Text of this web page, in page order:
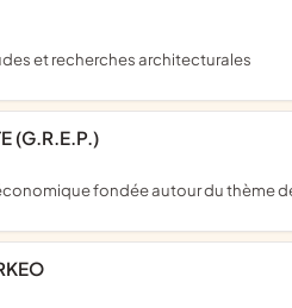
et recherches architecturales
(G.R.E.P.)
fondée autour du thème